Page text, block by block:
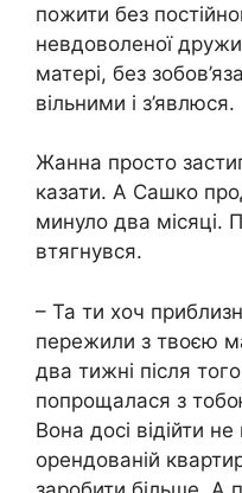
пожити без
невдоволеної
матері, без
вільними і з’явлюся.
Жанна просто
казати. А Сашко
минуло два місяці.
втягнувся.
– Та ти хоч
пережили з твоєю
два тижні після
попрощалася з
Вона досі відійти
орендованій